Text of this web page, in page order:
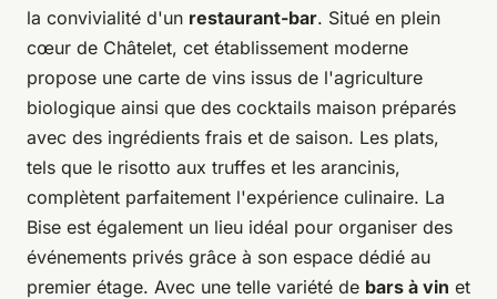
la convivialité d'un restaurant-bar. Situé en plein
cœur de Châtelet, cet établissement moderne
propose une carte de vins issus de l'agriculture
biologique ainsi que des cocktails maison préparés
avec des ingrédients frais et de saison. Les plats,
tels que le risotto aux truffes et les arancinis,
complètent parfaitement l'expérience culinaire. La
Bise est également un lieu idéal pour organiser des
événements privés grâce à son espace dédié au
premier étage. Avec une telle variété de bars à vin et